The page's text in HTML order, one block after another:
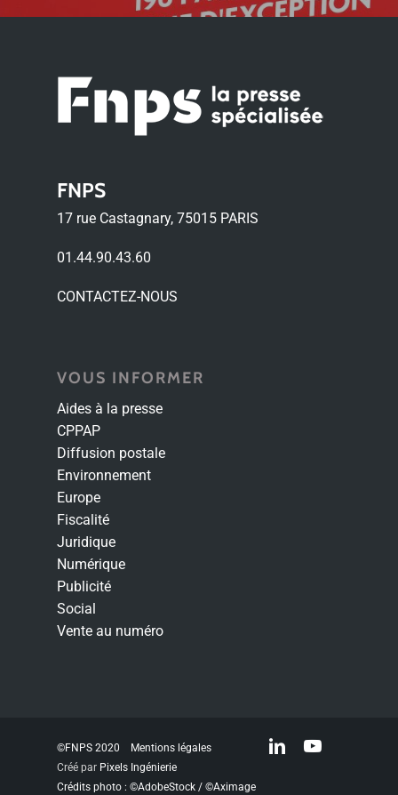
FNPS
17 rue Castagnary, 75015 PARIS
01.44.90.43.60
CONTACTEZ-NOUS
VOUS INFORMER
Aides à la presse
CPPAP
Diffusion postale
Environnement
Europe
Fiscalité
Juridique
Numérique
Publicité
Social
Vente au numéro
©FNPS 2020
Mentions légales
Créé par Pixels Ingénierie
Crédits photo : ©AdobeStock / ©Aximage
linkedinyoutube